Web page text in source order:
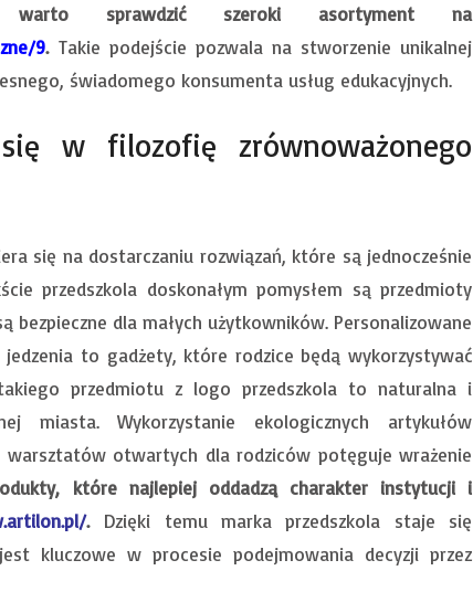
sprawdzić szeroki asortyment na
9. Takie podejście pozwala na stworzenie unikalnej
świadomego konsumenta usług edukacyjnych.
w filozofię zrównoważonego
się na dostarczaniu rozwiązań, które są jednocześnie
przedszkola doskonałym pomysłem są przedmioty
dla małych użytkowników. Personalizowane
to gadżety, które rodzice będą wykorzystywać
przedmiotu z logo przedszkola to naturalna i
miasta. Wykorzystanie ekologicznych artykułów
warsztatów otwartych dla rodziców potęguje wrażenie
które najlepiej oddadzą charakter instytucji i
. Dzięki temu marka przedszkola staje się
kluczowe w procesie podejmowania decyzji przez